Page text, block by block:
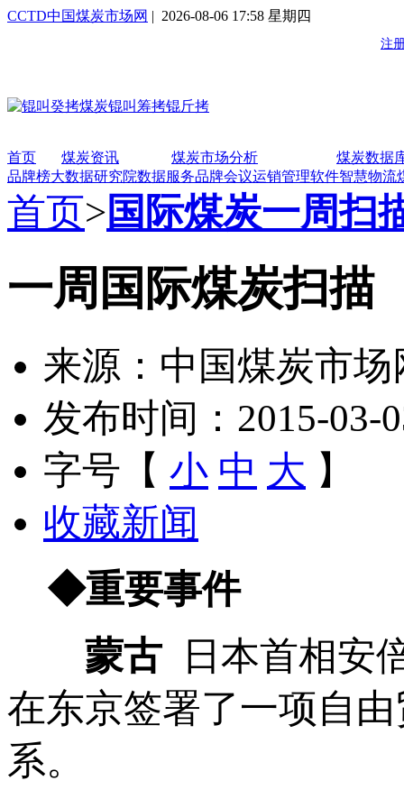
CCTD中国煤炭市场网 | 2026-08-06 17:58 星期四
首页 煤炭资讯 煤炭市场分析
煤炭数据
品牌榜大数据研究院数据服务品牌会议运销管理软件智慧物流
首页>国际煤炭一周扫
一周国际煤炭扫描
来源：中国煤炭市场
发布时间：2015-03-
字号【 小 中 大 】
收藏新闻
◆重要事件
蒙古日本首相安
在东京签署了一项自
系。